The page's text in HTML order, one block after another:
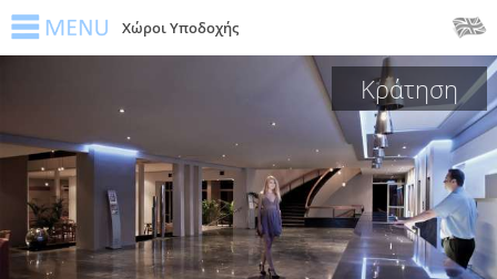
Κράτηση
Χώροι Υποδοχής